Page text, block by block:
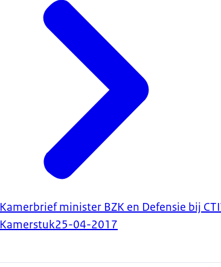
Kamerbrief minister BZK en Defensie bij
Kamerstuk25-04-2017